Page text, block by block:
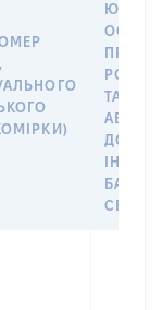
ПРАВО
ТАКИМ
АБО
ДО
СЕЙФУ